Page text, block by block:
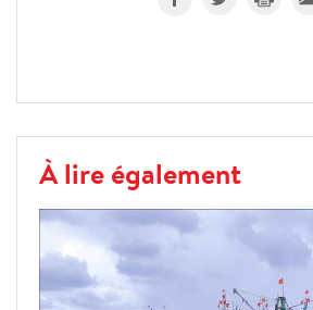
À lire également